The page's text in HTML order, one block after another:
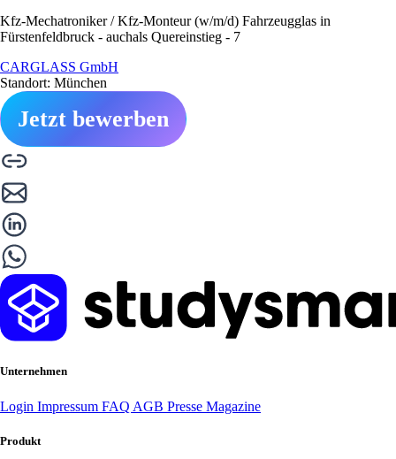
Kfz-Mechatroniker / Kfz-Monteur (w/m/d) Fahrzeugglas in
Fürstenfeldbruck - auchals Quereinstieg - 7
CARGLASS GmbH
Standort: München
Jetzt bewerben
Unternehmen
Login Impressum FAQ AGB Presse Magazine
Produkt